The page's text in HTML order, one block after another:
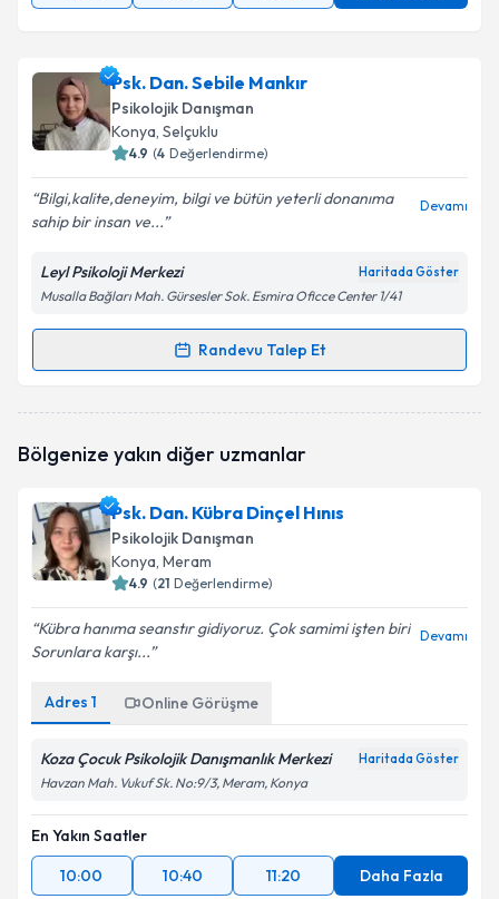
Psk. Dan. Sebile Mankır
Psikolojik Danışman
Konya, Selçuklu
4.9 (4 Değerlendirme)
Bilgi,kalite,deneyim, bilgi ve bütün yeterli donanıma
sahip bir insan ve...
Devamı
Leyl Psikoloji Merkezi Haritada Göster
Musalla Bağları Mah. Gürsesler Sok. Esmira Oficce Center 1/41
Randevu Talep Et
Randevu Takvimi Talebi
oluşturun. Size bu uzmandan randevu almanız için bir
E-posta Adresiniz
Kişisel verilerimin işlenmesine ilişkinAydınlatma
Metni'ni okudum ve kişisel verilerimin belirtilen
Takvim Talebini Gönder
Bölgenize yakın diğer uzmanlar
Psk. Dan. Kübra Dinçel Hınıs
Psikolojik Danışman
Konya, Meram
4.9 (21 Değerlendirme)
Kübra hanıma seanstır gidiyoruz. Çok samimi işten biri
Sorunlara karşı...
Devamı
Adres 1 Online Görüşme
Koza Çocuk Psikolojik Danışmanlık Merkezi Haritada Göster
Havzan Mah. Vukuf Sk. No:9/3, Meram, Konya
En Yakın Saatler
10:00
10:40 11:20 Daha Fazla